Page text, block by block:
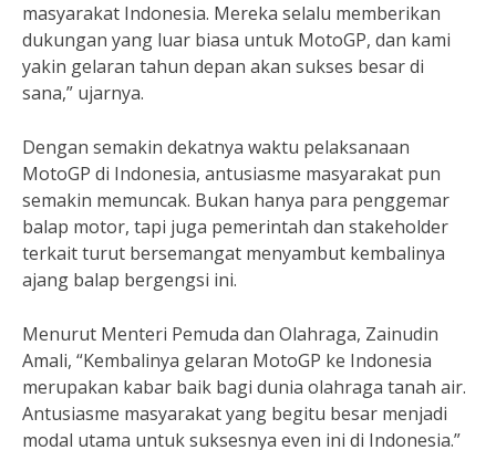
masyarakat Indonesia. Mereka selalu memberikan
dukungan yang luar biasa untuk MotoGP, dan kami
yakin gelaran tahun depan akan sukses besar di
sana,” ujarnya.
Dengan semakin dekatnya waktu pelaksanaan
MotoGP di Indonesia, antusiasme masyarakat pun
semakin memuncak. Bukan hanya para penggemar
balap motor, tapi juga pemerintah dan stakeholder
terkait turut bersemangat menyambut kembalinya
ajang balap bergengsi ini.
Menurut Menteri Pemuda dan Olahraga, Zainudin
Amali, “Kembalinya gelaran MotoGP ke Indonesia
merupakan kabar baik bagi dunia olahraga tanah air.
Antusiasme masyarakat yang begitu besar menjadi
modal utama untuk suksesnya even ini di Indonesia.”